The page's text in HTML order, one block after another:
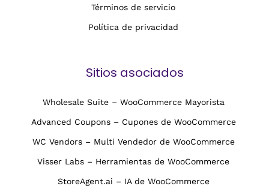
Términos de servicio
Política de privacidad
Sitios asociados
Wholesale Suite – WooCommerce Mayorista
Advanced Coupons – Cupones de WooCommerce
WC Vendors – Multi Vendedor de WooCommerce
Visser Labs – Herramientas de WooCommerce
StoreAgent.ai – IA de WooCommerce